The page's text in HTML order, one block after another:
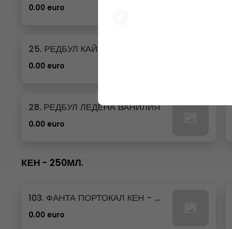
0.00 euro
25. РЕДБУЛ КАЙСИЯ И ЯГОДА
0.00 euro
28. РЕДБУЛ ЛЕДЕНА ВАНИЛИЯ
0.00 euro
КЕН - 250МЛ.
103. ФАНТА ПОРТОКАЛ КЕН - 250МЛ.
0.00 euro